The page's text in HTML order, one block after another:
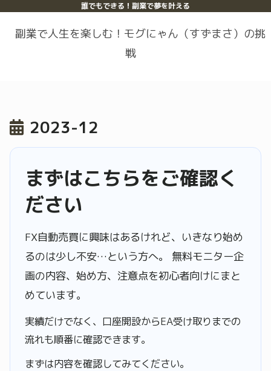
誰でもできる！副業で夢を叶える
副業で人生を楽しむ！モグにゃん（すずまさ）の挑
戦
2023-12
まずはこちらをご確認く
ださい
FX自動売買に興味はあるけれど、いきなり始め
るのは少し不安…という方へ。 無料モニター企
画の内容、始め方、注意点を初心者向けにまと
めています。
実績だけでなく、口座開設からEA受け取りまでの
流れも順番に確認できます。
まずは内容を確認してみてください。